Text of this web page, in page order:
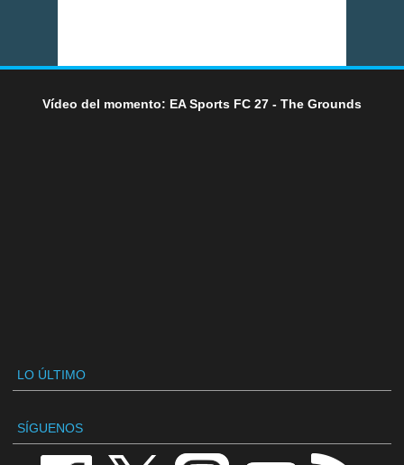
Vídeo del momento: EA Sports FC 27 - The Grounds
LO ÚLTIMO
SÍGUENOS